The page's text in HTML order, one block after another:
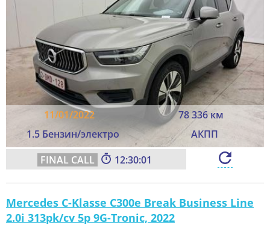
11/01/2022
78 336 км
1.5 Бензин/электро
АКПП
12:29:59
Mercedes C-Klasse C300e Break Business Line
2.0i 313pk/cv 5p 9G-Tronic, 2022